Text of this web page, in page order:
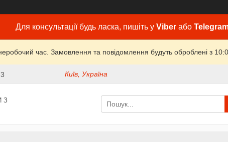
Для консультації будь ласка, пишіть у Viberабо
час. Замовлення та повідомлення будуть оброблені з
Київ, Україна
З